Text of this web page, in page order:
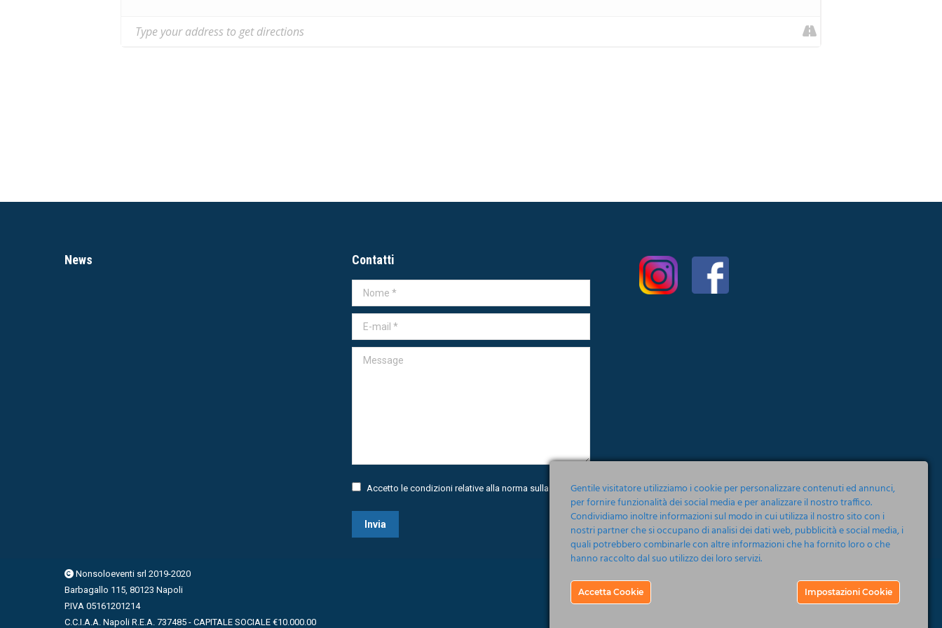
News Contatti
Nome *
E-mail *
Message
Accetto le condizioni relative alla norma sulla Privacy
Invia
Nonsoloeventi srl 2019-2020
Barbagallo 115, 80123 Napoli
P.IVA 05161201214
C.C.I.A.A. Napoli R.E.A. 737485 - CAPITALE SOCIALE €10.000.00
Concerti Musical
Gentile visitatore utilizziamo i cookie per personalizzare contenuti ed annunci,
per fornire funzionalità dei social media e per analizzare il nostro traffico.
Condividiamo inoltre informazioni sul modo in cui utilizza il nostro sito con i
nostri partner che si occupano di analisi dei dati web, pubblicità e social media, i
quali potrebbero combinarle con altre informazioni che ha fornito loro o che
hanno raccolto dal suo utilizzo dei loro servizi.
Accetta Cookie Impostazioni Cookie